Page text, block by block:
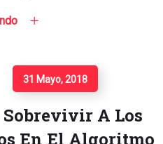
31 Mayo, 2018
Sobrevivir A Los
En El Algoritmo